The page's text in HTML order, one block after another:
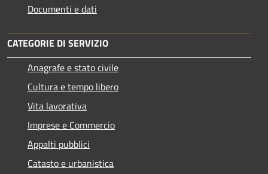
Documenti e dati
CATEGORIE DI SERVIZIO
Anagrafe e stato civile
Cultura e tempo libero
Vita lavorativa
Imprese e Commercio
Appalti pubblici
Catasto e urbanistica